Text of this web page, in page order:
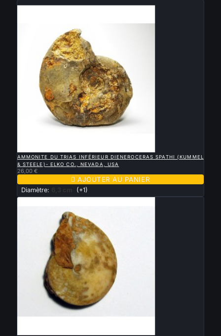
Nouveau
AMMONITE DU TRIAS INFÉRIEUR DIENEROCERAS SPATHI (KUMMEL
& STEELE)- ELKO CO., NEVADA, USA
26,00 €
 AJOUTER AU PANIER
Diamètre: 6,3 cm (+1)